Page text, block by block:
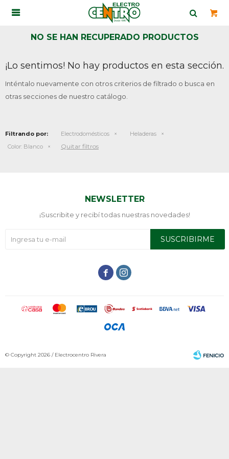

NO SE HAN RECUPERADO PRODUCTOS
¡Lo sentimos! No hay productos en esta sección.
Inténtalo nuevamente con otros criterios de filtrado o busca en
otras secciones de nuestro catálogo.
Filtrando por: Electrodomésticos
Heladeras
Color: Blanco Quitar filtros
NEWSLETTER
¡Suscribite y recibí todas nuestras novedades!
SUSCRIBIRME
 
© Copyright 2026 / Electrocentro Rivera